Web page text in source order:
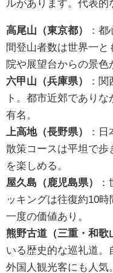
ルがあります。代表的
高尾山（東京都）
：
間登山者数は世界一
院や展望台からの景色
六甲山（兵庫県）
：
ト。都市近郊であり
有名。
上高地（長野県）
：
散策コースは平坦で歩
を楽しめる。
屋久島（鹿児島県）
ッキングは往復約10
一度の価値あり。
熊野古道（三重・和歌
いる歴史的な巡礼道
外国人観光客にも人気